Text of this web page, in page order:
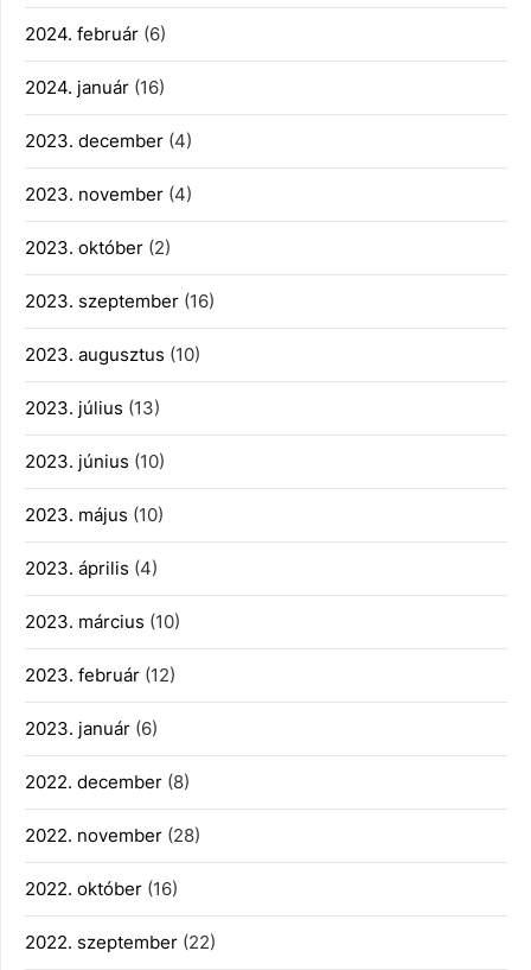
2024. február (6)
2024. január (16)
2023. december (4)
2023. november (4)
2023. október (2)
2023. szeptember (16)
2023. augusztus (10)
2023. július (13)
2023. június (10)
2023. május (10)
2023. április (4)
2023. március (10)
2023. február (12)
2023. január (6)
2022. december (8)
2022. november (28)
2022. október (16)
2022. szeptember (22)